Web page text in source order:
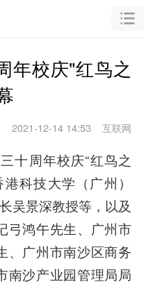
年校庆"红鸟之
2021-12-14 14:53 互联网
十周年校庆“红鸟之
科技大学（广州）
吴景深教授等，以及
弓鸿午先生、广州市
、广州市南沙区商务
南沙产业园管理局局